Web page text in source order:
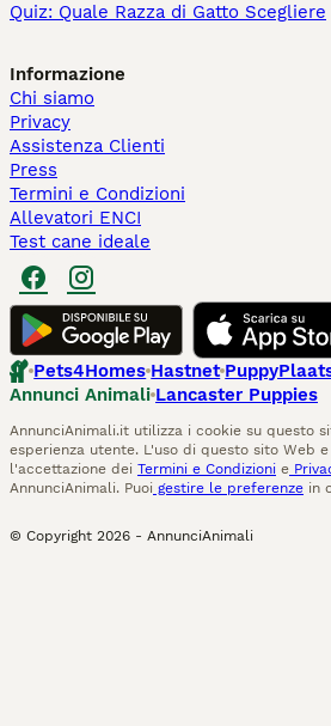
Quiz: Quale Razza di Gatto Scegliere
Informazione
Chi siamo
Privacy
Assistenza Clienti
Press
Termini e Condizioni
Allevatori ENCI
Test cane ideale
Pets4Homes Hastnet
Annunci Animali Lancaster Puppies
AnnunciAnimali.it utilizza i cookie su questo
esperienza utente. L'uso di questo sito Web
l'accettazione dei Termini e Condizioni e
AnnunciAnimali. Puoi gestire le preferenze in
© Copyright 2026 - AnnunciAnimali